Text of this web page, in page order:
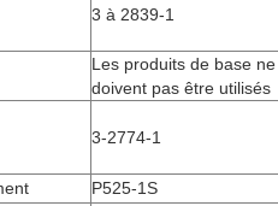
3 à 2839-1
Les produits de base ne
doivent pas être utilisés
3-2774-1
P525-1S